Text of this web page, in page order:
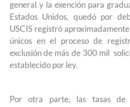
general y la exención para
Estados Unidos, quedó por
USCIS registró
únicos en el proceso de
exclusión de más de 300 mil
establecido por ley.
Por otra parte, las tasas de